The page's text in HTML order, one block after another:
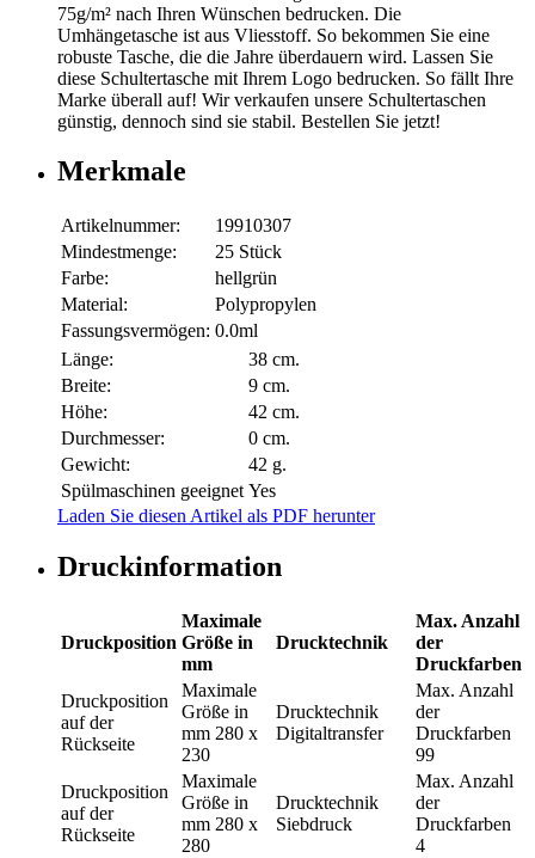
75g/m² nach Ihren Wünschen bedrucken. Die
Umhängetasche ist aus Vliesstoff. So bekommen Sie eine
robuste Tasche, die die Jahre überdauern wird. Lassen Sie
diese Schultertasche mit Ihrem Logo bedrucken. So fällt Ihre
Marke überall auf! Wir verkaufen unsere Schultertaschen
günstig, dennoch sind sie stabil. Bestellen Sie jetzt!
Merkmale
Artikelnummer:
19910307
Mindestmenge:
25 Stück
Farbe:
hellgrün
Material:
Polypropylen
Fassungsvermögen: 0.0ml
Länge:
38 cm.
Breite:
9 cm.
Höhe:
42 cm.
Durchmesser:
0 cm.
Gewicht:
42 g.
Spülmaschinen geeignet Yes
Laden Sie diesen Artikel als PDF herunter
Druckinformation
Druckposition
Maximale
Größe in
mm
Drucktechnik
Max. Anzahl
der
Druckfarben
Druckposition
auf der
Rückseite
Maximale
Größe in
mm 280 x
230
Drucktechnik
Digitaltransfer
Max. Anzahl
der
Druckfarben
99
Druckposition
auf der
Rückseite
Maximale
Größe in
mm 280 x
280
Drucktechnik
Siebdruck
Max. Anzahl
der
Druckfarben
4